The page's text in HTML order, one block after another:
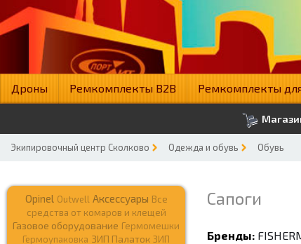
Дроны Ремкомплекты B2B Ремкомплекты
Экипировочный центр Сколково Одежда и обувь Обувь
Opinel Outwell Аксессуары Все
средства от комаров и клещей
Газовое оборудование Гермомешки
Гермоупаковка ЗИП Палаток ЗИП
Сапоги
Бренды: